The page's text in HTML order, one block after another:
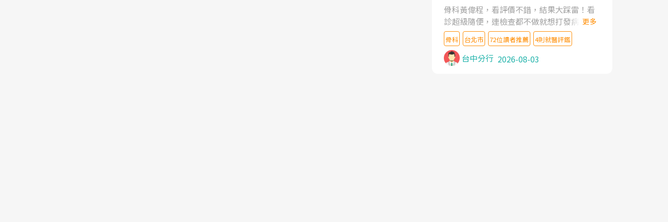
家,上網搜尋杜主任相關文章新聞跟網路評價
之後,下定決心飛回台北找杜醫師診治. 杜主
任的乾針跟增生治療真的很厲害,第一次乾針
就覺得整個肩頸鬆開,回家特別好睡,經過幾次
治療,長年頑疾已經好了大半,杜主任除了打針
超厲害,還會一直交代要改善姿勢跟好好做運
骨科黃偉程，看評價不錯，結果大踩雷！看
診超級隨便，連檢查都不做就想打發病人，
還好大的官威 ... 想詢問病情還被陰陽怪氣嘲
諷一番。可能好評帶來的大頭症，變得自負
不尊重病人。醫術也不行，畢竟連檢查都懶
得做，治療會有用才怪。大家避雷吧！
更多
骨科 台北市 72位讀者推薦 4則就醫評鑑
台中分行 2026-08-03